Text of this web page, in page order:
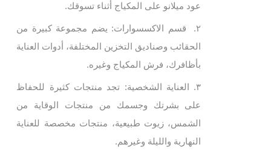
عود ميلانو على المكياج أثناء تسوقك.
قسم الاكسسوارات: يضم مجموعة كبيرة من
الحقائب وصناديق التخزين المختلفة، أدوات العناية
بأظافرك، فرش المكياج وغيره.
العناية الشخصية: تجد منتجات كثيرة للحفاظ
على بشرتك وجسمك من منتجات الوقاية من
الشمس، زيوت طبيعية، منتجات مخصصة للعناية
النهارية والليلة وغيرهم.